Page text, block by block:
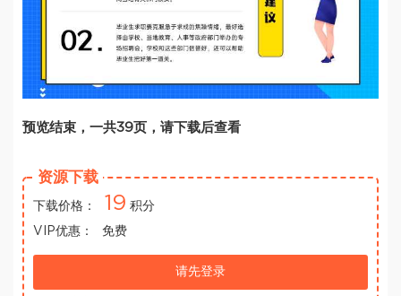
预览结束，一共39页，请下载后查看
资源下载
下载价格： 19 积分
VIP优惠：
免费
请先登录